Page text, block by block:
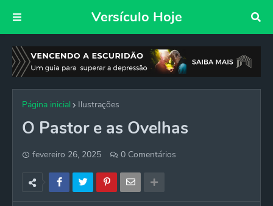
Versículo Hoje
Página inicial Ilustrações
O Pastor e as Ovelhas
fevereiro 26, 2025 0 Comentários